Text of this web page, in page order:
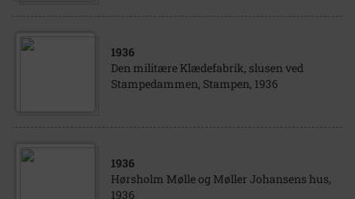
1936
Den militære Klædefabrik, slusen ved
Stampedammen, Stampen, 1936
1936
Hørsholm Mølle og Møller Johansens hus,
1936